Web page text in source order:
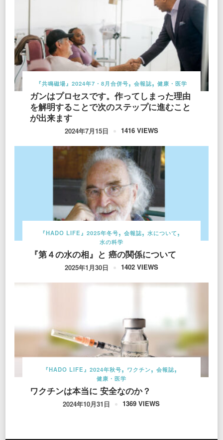
『共鳴磁場』2024年7・8月合併号 会報誌 健康・医学
ガンはプロセスです。作ってしまった理由
を解明することで次のステップに進むこと
が出来ます
2024年7月15日 1416 VIEWS
『HADO LIFE』2025年冬号 会報誌
水について
水の科学
『第４の水の相』と 癌の関係について
2025年1月30日 1402 VIEWS
『HADO LIFE』2024年秋号 ワクチン
会報誌
健康・医学
ワクチンは本当に 安全なのか？
2024年10月31日 1369 VIEWS